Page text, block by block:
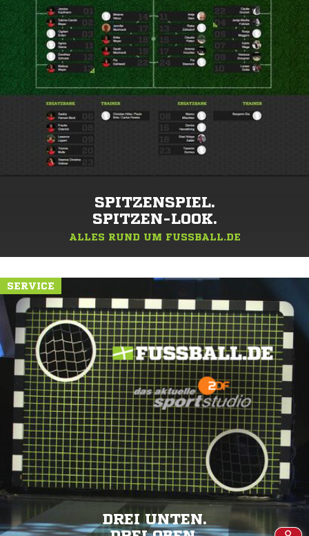
SPITZENSPIEL.
SPITZEN-LOOK.
ALLES RUND UM FUSSBALL.DE
SERVICE
DREI UNTEN.